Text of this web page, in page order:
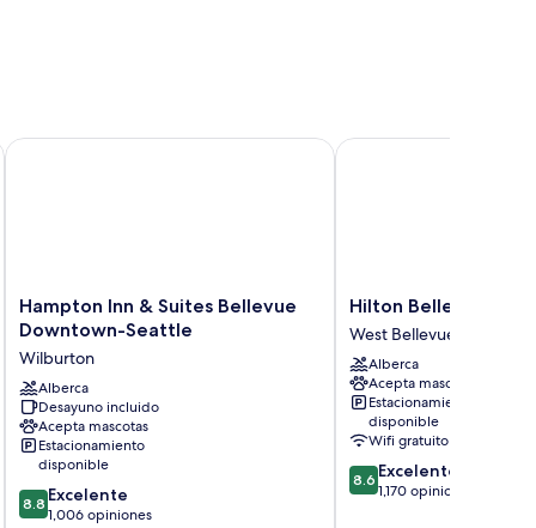
Hampton
Inn
Suites
Bellevue
Downtown-
Seattle
Wilburton
Hampton Inn & Suites Bellevue
Downtown-Seattle
Wilburton
Alberca
Desayuno incluido
Acepta mascotas
Estacionamiento
disponible
8.8
de
8.8 Excelente
1,006 opiniones
Hampton Inn & Suites Bellevue Downtown-Seattle
Hilton
Bellevue
West
Bellevue
Hilton Bellevue
West Bellevue
Alberca
Acepta mascotas
Estacionamiento
disponible
Wifi gratuito
8.6
de
8.6 Excelente
1,170 opiniones
Hilton Bellevue